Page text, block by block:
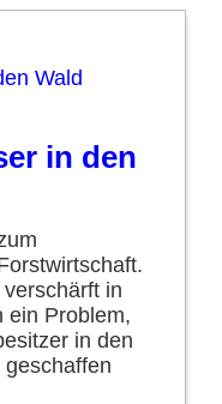
in den
in
ein Problem,
in den